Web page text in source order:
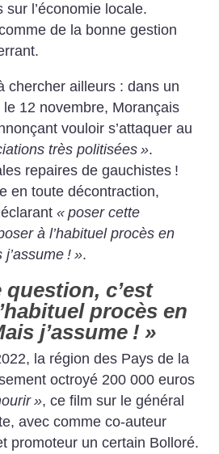
l’économie locale.
de la bonne gestion
chercher ailleurs : dans un
12 novembre, Morançais
vouloir s’attaquer au
très politisées ».
repaires de gauchistes !
en toute décontraction,
« poser cette
à l’habituel procès en
! ».
c’est
procès en
j’assume ! »
la région des Pays de la
octroyé 200 000 euros
», ce film sur le général
avec comme co-auteur
promoteur un certain Bolloré.